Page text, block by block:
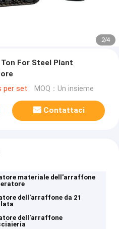
2/4
For Steel Plant
per set MOQ：Un insieme
Contattaci
materiale dell'arraffone
dell'arraffone da 21
dell'arraffone